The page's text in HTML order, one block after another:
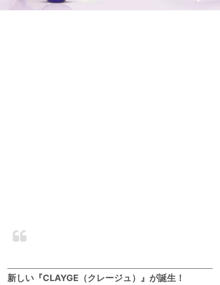
新しい『CLAYGE（クレージュ）』が誕生！